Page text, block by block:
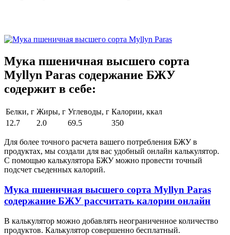
Мука пшеничная высшего сорта
Myllyn Paras содержание БЖУ
содержит в себе:
Белки, г Жиры, г Углеводы, г Калории, ккал
12.7
2.0 69.5 350
Для более точного расчета вашего потребления БЖУ в
продуктах, мы создали для вас удобный онлайн калькулятор.
С помощью калькулятора БЖУ можно провести точный
подсчет съеденных калорий.
Мука пшеничная высшего сорта Myllyn Paras
содержание БЖУ рассчитать калории онлайн
В калькулятор можно добавлять неограниченное количество
продуктов. Калькулятор совершенно бесплатный.